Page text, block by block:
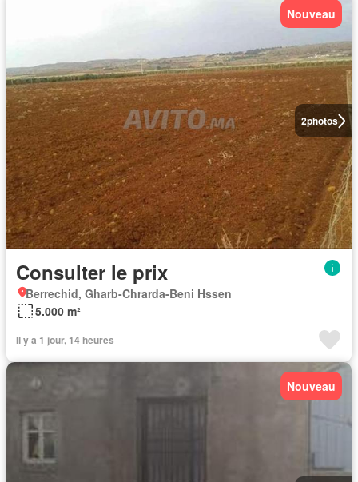
2photos
Nouveau
Consulter le prix
Berrechid, Gharb-Chrarda-Beni Hssen
5.000 m²
Il y a 1 jour, 14 heures
Nouveau